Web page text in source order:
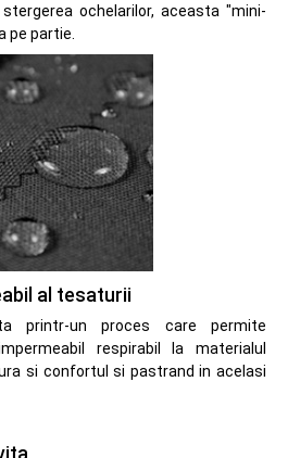
ochelarilor, aceasta "mini-
pe partie.
al tesaturii
printr-un proces care permite
respirabil la materialul
si confortul si pastrand in acelasi